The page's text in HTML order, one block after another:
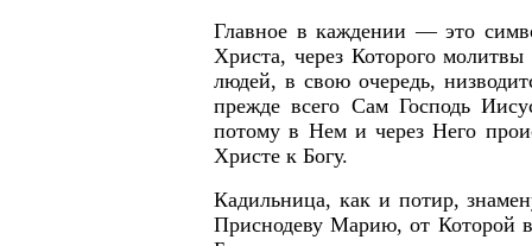
Главное в каждении — это
Христа, через Которого
людей, в свою очередь,
прежде всего Сам Господь
потому в Нем и через Него
Христе к Богу.
Кадильница, как и потир,
Приснодеву Марию, от Которой